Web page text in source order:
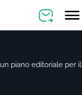
piano editoriale per il